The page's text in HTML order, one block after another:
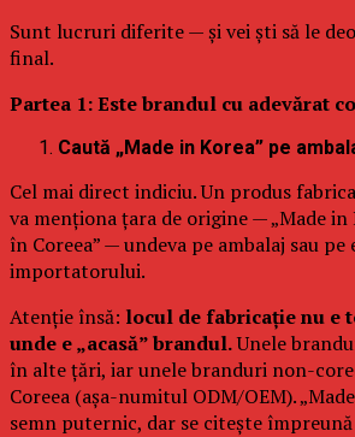
Sunt lucruri diferite — și vei ști să le
final.
Partea 1: Este brandul cu adevărat
Caută „Made in Korea” pe
Cel mai direct indiciu. Un produs
va menționa țara de origine — „Made in
în Coreea” — undeva pe ambalaj sau pe
importatorului.
Atenție însă: locul de fabricație nu e
unde e „acasă” brandul.Unele
în alte țări, iar unele branduri non-
Coreea (așa-numitul ODM/OEM).
semn puternic, dar se citește